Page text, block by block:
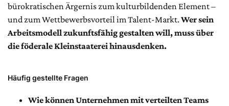
bürokratischen Ärgernis zum kulturbildenden Element –
und zum Wettbewerbsvorteil im Talent-Markt. Wer sein
Arbeitsmodell zukunftsfähig gestalten will, muss über
die föderale Kleinstaaterei hinausdenken.
Häufig gestellte Fragen
Wie können Unternehmen mit verteilten Teams